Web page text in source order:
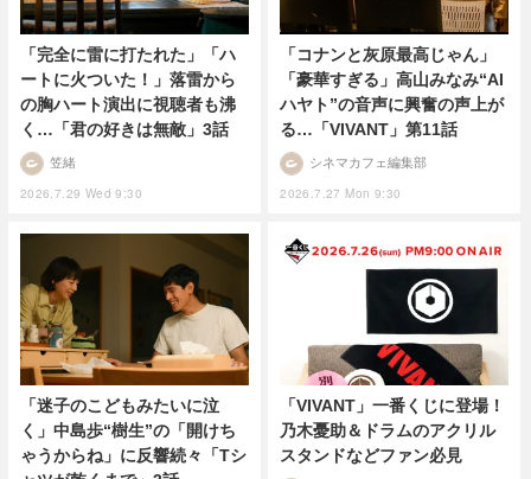
「完全に雷に打たれた」「ハ
ートに火ついた！」落雷から
の胸ハート演出に視聴者も沸
く…「君の好きは無敵」3話
2026.7.29 Wed 9:30
笠緒
「コナンと灰原最高じゃん」
「豪華すぎる」高山みなみ“AI
ハヤト”の音声に興奮の声上が
る…「VIVANT」第11話
2026.7.27 Mon 9:30
シネマカフェ編集部
「迷子のこどもみたいに泣
く」中島歩“樹生”の「開けち
ゃうからね」に反響続々「Tシ
「VIVANT」一番くじに登場！
乃木憂助＆ドラムのアクリル
スタンドなどファン必見